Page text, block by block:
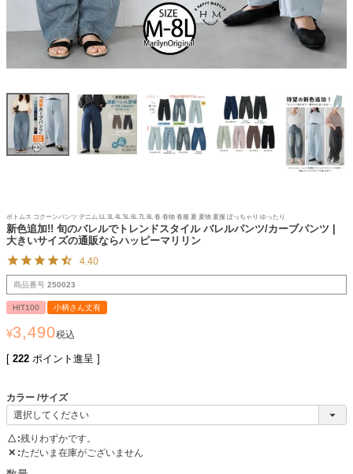
ボトムス コクーンパンツ デニム LL 3L 4L 5L 6L 7L 8L 春 春物 春服 夏 夏物 夏服 ぽっちゃり ゆったり
新色追加!! 旬のバレルでトレンドスタイル バレルパンツ/カーブパンツ |
大きいサイズの通販ならハッピーマリリン
4.40
商品番号 250023
HIT100 小柄さん丈有
¥3,490税込
[ 222 ポイント進呈 ]
カラー サイズ
△ 残りわずかです。
✕ ただいま在庫がございません